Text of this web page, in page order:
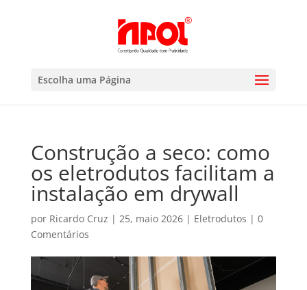
Escolha uma Página
Construção a seco: como
os eletrodutos facilitam a
instalação em drywall
por Ricardo Cruz | 25, maio 2026| Eletrodutos | 0
Comentários